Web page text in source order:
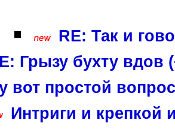
RE: Так и
Грызу бухту вдов
вот простой
Интриги и крепкой